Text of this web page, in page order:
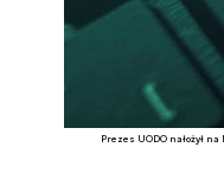
Prezes UODO nałożył